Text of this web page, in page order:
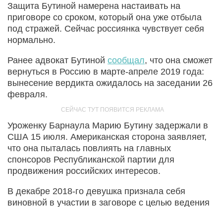
Защита Бутиной намерена настаивать на
приговоре со сроком, который она уже отбыла
под стражей. Сейчас россиянка чувствует себя
нормально.
Ранее адвокат Бутиной сообщал, что она сможет
вернуться в Россию в марте-апреле 2019 года:
вынесение вердикта ожидалось на заседании 26
февраля.
Уроженку Барнаула Марию Бутину задержали в
США 15 июля. Американская сторона заявляет,
что она пыталась повлиять на главных
спонсоров Республиканской партии для
продвижения российских интересов.
В декабре 2018-го девушка признала себя
виновной в участии в заговоре с целью ведения